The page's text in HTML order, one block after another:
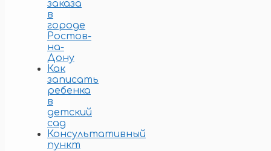
заказа
в
городе
Ростов-
на-
Дону
Как
записать
ребенка
в
детский
сад
Консультативный
пункт